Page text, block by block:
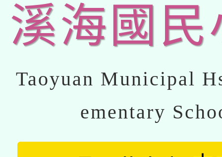
溪海國民
Taoyuan Municipal
ementary